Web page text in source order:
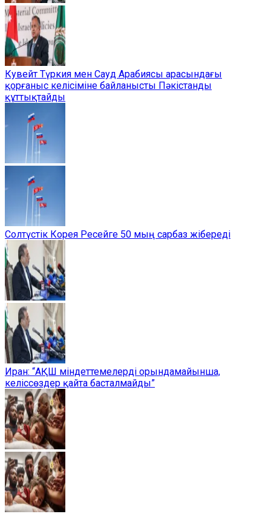
Кувейт Түркия мен Сауд Арабиясы арасындағы
қорғаныс келісіміне байланысты Пәкістанды
құттықтайды
Солтүстік Корея Ресейге 50 мың сарбаз жібереді
Иран: “АҚШ міндеттемелерді орындамайынша,
келіссөздер қайта басталмайды”